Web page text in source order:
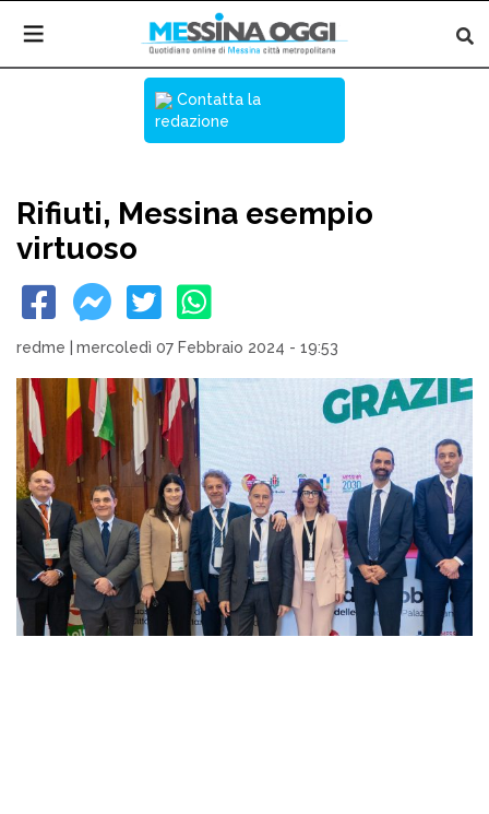
Contatta la
redazione
Rifiuti, Messina esempio
virtuoso
redme mercoledì 07 Febbraio 2024 - 19:53